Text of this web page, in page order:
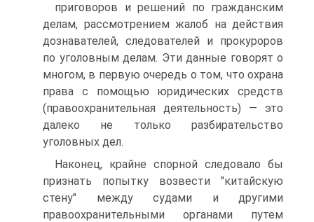
приговоров и решений по гражданским
делам, рассмотрением жалоб на действия
дознавателей, следователей и прокуроров
по уголовным делам. Эти данные говорят о
многом, в первую очередь о том, что охрана
права с помощью юридических средств
(правоохранительная деятельность) — это
далеко не только разбирательство
уголовных дел.
Наконец, крайне спорной следовало бы
признать попытку возвести "китайскую
стену" между судами и другими
правоохранительными органами путем